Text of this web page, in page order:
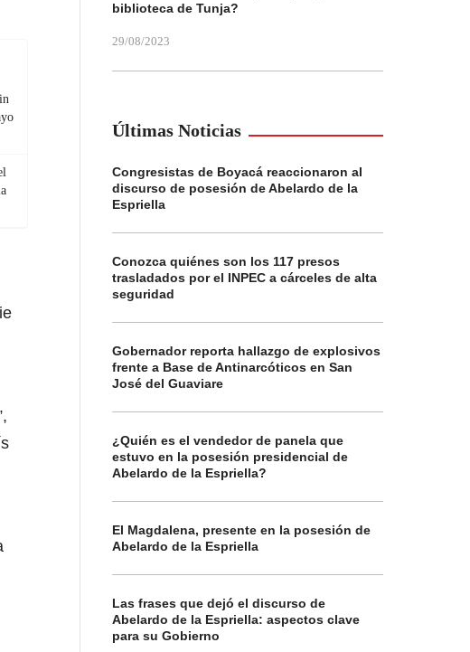
biblioteca de Tunja?
29/08/2023
Últimas Noticias
Congresistas de Boyacá reaccionaron al
discurso de posesión de Abelardo de la
Espriella
Conozca quiénes son los 117 presos
trasladados por el INPEC a cárceles de alta
seguridad
Gobernador reporta hallazgo de explosivos
frente a Base de Antinarcóticos en San
José del Guaviare
¿Quién es el vendedor de panela que
estuvo en la posesión presidencial de
Abelardo de la Espriella?
El Magdalena, presente en la posesión de
Abelardo de la Espriella
Las frases que dejó el discurso de
Abelardo de la Espriella: aspectos clave
para su Gobierno